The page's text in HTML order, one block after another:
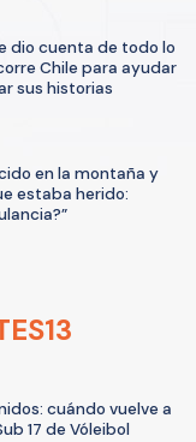
dio cuenta de todo lo
Chile para ayudar
sus historias
en la montaña y
estaba herido:
cuándo vuelve a
17 de Vóleibol